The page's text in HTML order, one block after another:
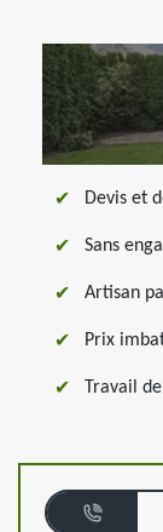
Devis et
Sans
Artisan
Prix
Travail